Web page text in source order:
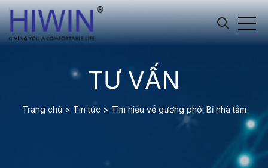
TƯ VẤN
Trang chủ> Tin tức > Tìm hiểu về gương phôi Bỉ nhà tắm